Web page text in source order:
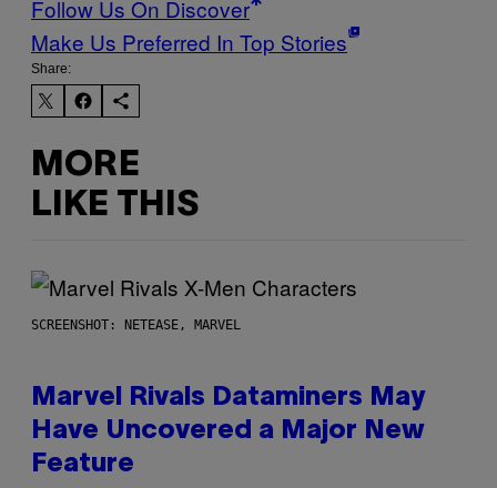
Follow Us On Discover
Make Us Preferred In Top Stories
Share:
MORE
LIKE THIS
SCREENSHOT: NETEASE, MARVEL
Marvel Rivals Dataminers May
Have Uncovered a Major New
Feature